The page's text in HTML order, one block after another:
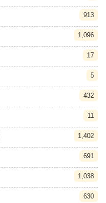
913
1,096
17
5
432
11
1,402
691
1,038
630